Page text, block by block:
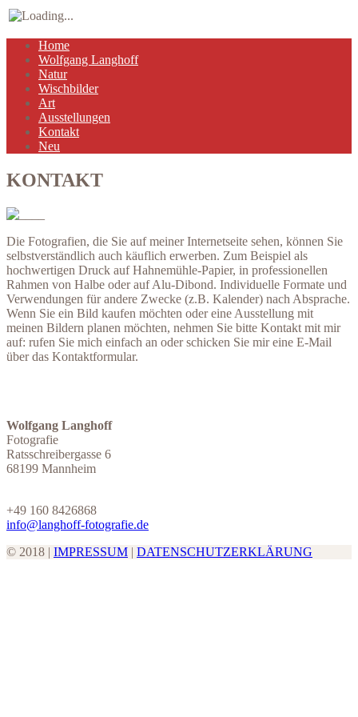
Home
Wolfgang Langhoff
Natur
Wischbilder
Art
Ausstellungen
Kontakt
Neu
KONTAKT
Die Fotografien, die Sie auf meiner Internetseite sehen, können Sie
selbstverständlich auch käuflich erwerben. Zum Beispiel als
hochwertigen Druck auf Hahnemühle-Papier, in professionellen
Rahmen von Halbe oder auf Alu-Dibond. Individuelle Formate und
Verwendungen für andere Zwecke (z.B. Kalender) nach Absprache.
Wenn Sie ein Bild kaufen möchten oder eine Ausstellung mit
meinen Bildern planen möchten, nehmen Sie bitte Kontakt mit mir
auf: rufen Sie mich einfach an oder schicken Sie mir eine E-Mail
über das Kontaktformular.
Wolfgang Langhoff
Fotografie
Ratsschreibergasse 6
68199 Mannheim
+49 160 8426868
info@langhoff-fotografie.de
© 2018 | IMPRESSUM | DATENSCHUTZERKLÄRUNG